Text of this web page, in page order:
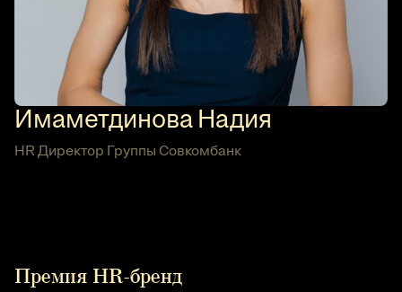
Имаметдинова Надия
HR Директор Группы Совкомбанк
Премия HR-бренд